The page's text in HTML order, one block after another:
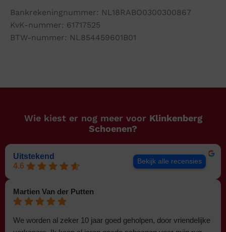
Bankrekeningnummer: NL18RABO0300300867
KvK-nummer: 61717525
BTW-nummer: NL854459601B01
Wie kiest er nog meer voor Klinkenberg
Schoenen?
Uitstekend
4.6
Bekijk alle recensies
Martien Van der Putten
We worden al zeker 10 jaar goed geholpen, door vriendelijke